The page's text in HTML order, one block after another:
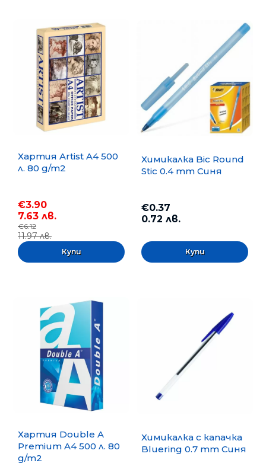
Хартия Artist A4 500
л. 80 g/m2
€3.90
7.63 лв.
€6.12
11.97 лв.
Химикалка Bic Round
Stic 0.4 mm Синя
€0.37
0.72 лв.
Хартия Double A
Premium A4 500 л. 80
g/m2
Химикалка с капачка
Bluering 0.7 mm Синя